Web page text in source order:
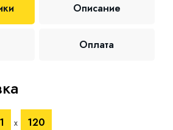
Описание
Оплата
1 х 120